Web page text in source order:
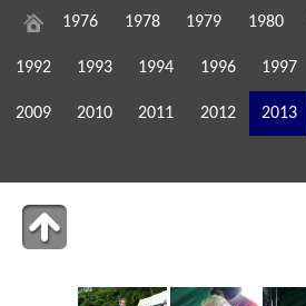
1976 1978 1979 1980
1992 1993 1994 1996 1997
2009 2010 2011 2012 2013